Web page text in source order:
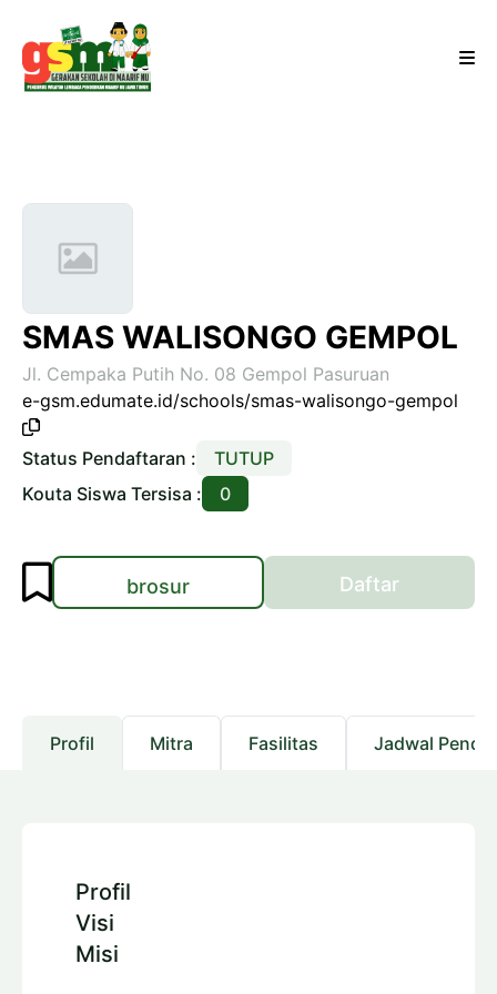
SMAS WALISONGO GEMPOL
Jl. Cempaka Putih No. 08 Gempol Pasuruan
e-gsm.edumate.id/schools/smas-walisongo-gempol
Status Pendaftaran :
TUTUP
Kouta Siswa Tersisa :
0
brosur Daftar
Profil Mitra Fasilitas Jadwal
Profil
Visi
Misi